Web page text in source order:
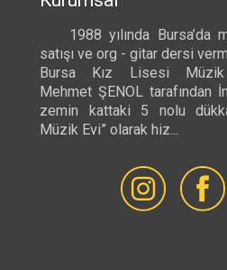
1988 yılında Bursa’da
satışı ve org - gitar dersi
Bursa Kız Lisesi Müzik
Mehmet ŞENOL tarafından
zemin kattaki 5 nolu
Müzik Evi” olarak hiz...